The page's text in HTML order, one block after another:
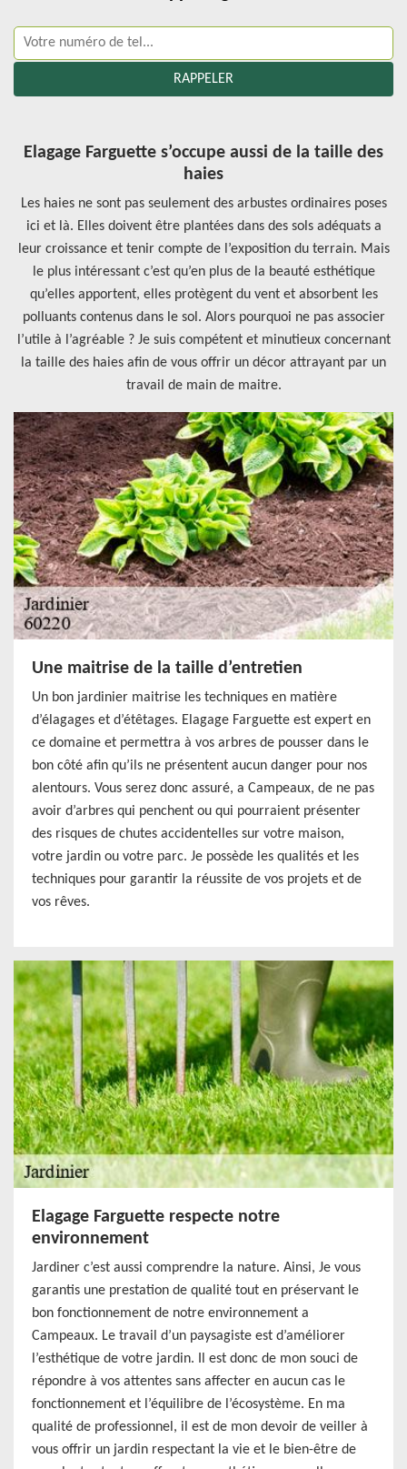
Elagage Farguette s’occupe aussi de la taille des
haies
Les haies ne sont pas seulement des arbustes ordinaires poses
ici et là. Elles doivent être plantées dans des sols adéquats a
leur croissance et tenir compte de l’exposition du terrain. Mais
le plus intéressant c’est qu’en plus de la beauté esthétique
qu’elles apportent, elles protègent du vent et absorbent les
polluants contenus dans le sol. Alors pourquoi ne pas associer
l’utile à l’agréable ? Je suis compétent et minutieux concernant
la taille des haies afin de vous offrir un décor attrayant par un
travail de main de maitre.
Une maitrise de la taille d’entretien
Un bon jardinier maitrise les techniques en matière
d’élagages et d’étêtages. Elagage Farguette est expert en
ce domaine et permettra à vos arbres de pousser dans le
bon côté afin qu’ils ne présentent aucun danger pour nos
alentours. Vous serez donc assuré, a Campeaux, de ne pas
avoir d’arbres qui penchent ou qui pourraient présenter
des risques de chutes accidentelles sur votre maison,
votre jardin ou votre parc. Je possède les qualités et les
techniques pour garantir la réussite de vos projets et de
vos rêves.
Elagage Farguette respecte notre
environnement
Jardiner c’est aussi comprendre la nature. Ainsi, Je vous
garantis une prestation de qualité tout en préservant le
bon fonctionnement de notre environnement a
Campeaux. Le travail d’un paysagiste est d’améliorer
l’esthétique de votre jardin. Il est donc de mon souci de
répondre à vos attentes sans affecter en aucun cas le
fonctionnement et l’équilibre de l’écosystème. En ma
qualité de professionnel, il est de mon devoir de veiller à
vous offrir un jardin respectant la vie et le bien-être de